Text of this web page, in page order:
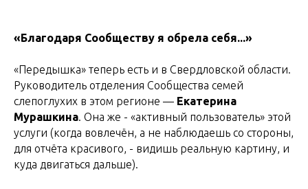
«Благодаря Сообществу я обрела себя...»
«Передышка» теперь есть и в Свердловской области.
Руководитель отделения Сообщества семей
слепоглухих в этом регионе — Екатерина
Мурашкина. Она же - «активный пользователь» этой
услуги (когда вовлечён, а не наблюдаешь со стороны,
для отчёта красивого, - видишь реальную картину, и
куда двигаться дальше).